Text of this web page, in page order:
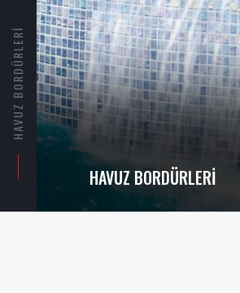
HAVUZ BORDÜRLERI
HAVUZ BORDÜRLERI